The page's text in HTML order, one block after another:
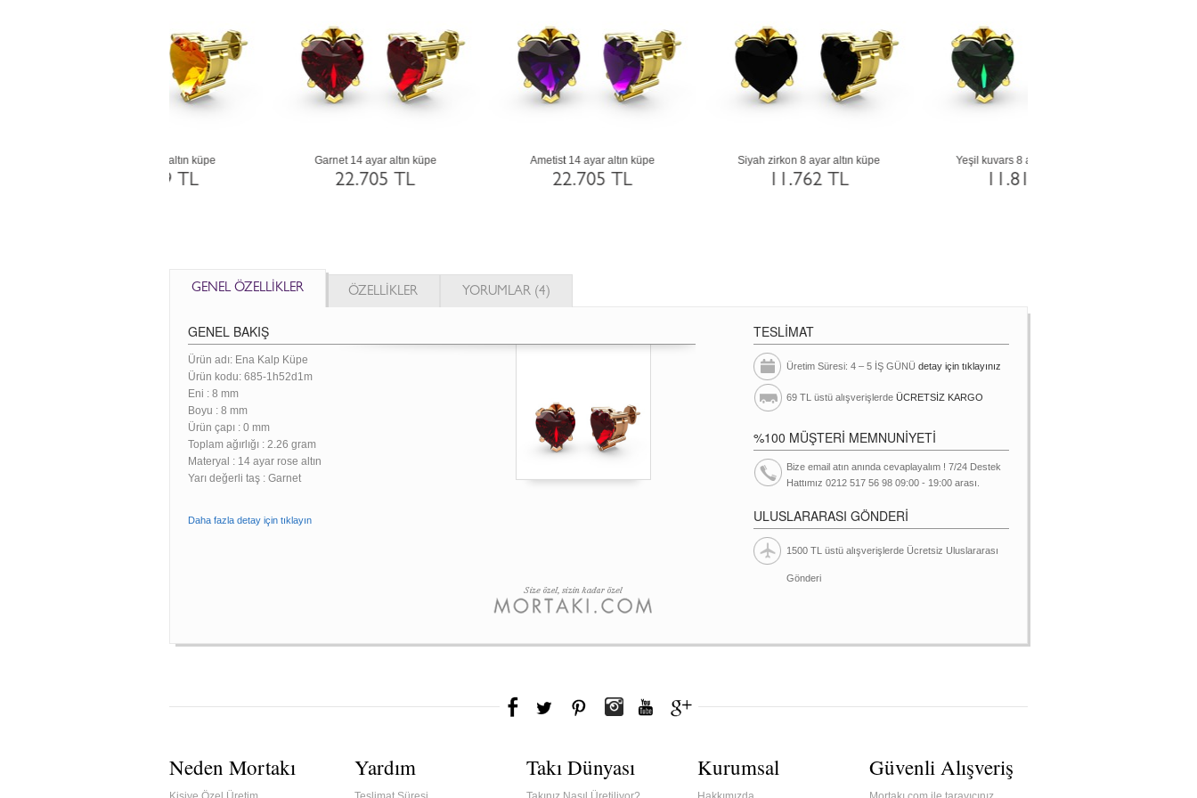
Ametist 14 ayar altın küpe Siyah zirkon 8 ayar altın küpe Yeşil kuvars 8 ayar altın küpe Beyaz zirkon 14 ayar altın küpe
GENEL ÖZELLİKLER ÖZELLİKLER YORUMLAR (4)
GENEL BAKIŞ
Ürün adı: Ena Kalp Küpe
Ürün kodu: 685-1h52d1m
Eni : 8 mm
Boyu : 8 mm
Ürün çapı : 0 mm
Toplam ağırlığı : 2.26 gram
Materyal : 14 ayar rose altın
Yarı değerli taş : Garnet
Daha fazla detay için tıklayın
TESLİMAT
Üretim Süresi: 4 – 5 İŞ GÜNÜ detay için tıklayınız
69 TL üstü alışverişlerde ÜCRETSİZ KARGO
%100 MÜŞTERİ MEMNUNİYETİ
Bize email atın anında cevaplayalım ! 7/24 Destek
Hattımız 0212 517 56 98 09:00 - 19:00 arası.
ULUSLARARASI GÖNDERİ
1500 TL üstü alışverişlerde Ücretsiz Uluslararası
Gönderi
Neden Mortakı Yardım Takı Dünyası Kurumsal Güvenli Alışveriş